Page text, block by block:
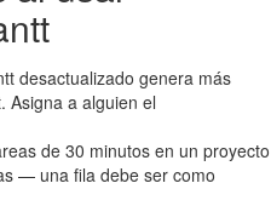
desactualizado genera más
Asigna a alguien el
de 30 minutos en un proyecto
— una fila debe ser como